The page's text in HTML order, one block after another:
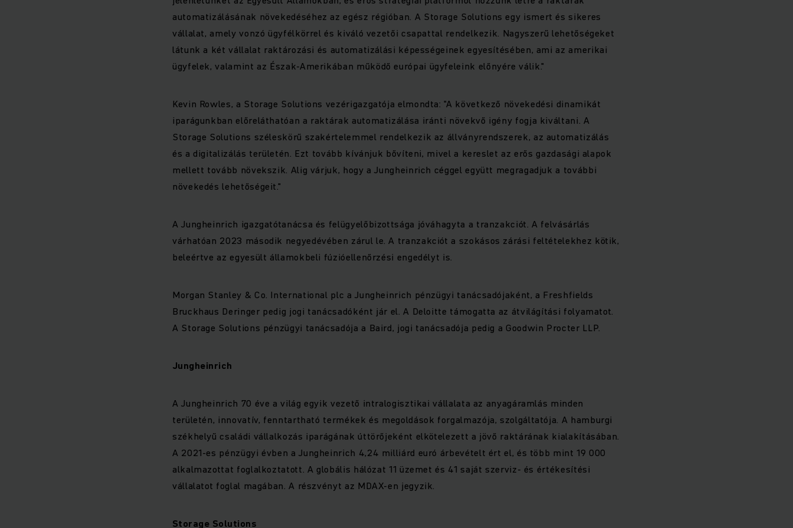
automatizálásának növekedéséhez az egész régióban. A Storage Solutions egy ismert és sikeres
vállalat, amely vonzó ügyfélkörrel és kiváló vezetői csapattal rendelkezik. Nagyszerű lehetőségeket
látunk a két vállalat raktározási és automatizálási képességeinek egyesítésében, ami az amerikai
ügyfelek, valamint az Észak-Amerikában működő európai ügyfeleink előnyére válik."
Kevin Rowles, a Storage Solutions vezérigazgatója elmondta: "A következő növekedési dinamikát
iparágunkban előreláthatóan a raktárak automatizálása iránti növekvő igény fogja kiváltani. A
Storage Solutions széleskörű szakértelemmel rendelkezik az állványrendszerek, az automatizálás
és a digitalizálás területén. Ezt tovább kívánjuk bővíteni, mivel a kereslet az erős gazdasági alapok
mellett tovább növekszik. Alig várjuk, hogy a Jungheinrich céggel együtt megragadjuk a további
növekedés lehetőségeit."
A Jungheinrich igazgatótanácsa és felügyelőbizottsága jóváhagyta a tranzakciót. A felvásárlás
várhatóan 2023 második negyedévében zárul le. A tranzakciót a szokásos zárási feltételekhez kötik,
beleértve az egyesült államokbeli fúzióellenőrzési engedélyt is.
Morgan Stanley & Co. International plc a Jungheinrich pénzügyi tanácsadójaként, a Freshfields
Bruckhaus Deringer pedig jogi tanácsadóként jár el. A Deloitte támogatta az átvilágítási folyamatot.
A Storage Solutions pénzügyi tanácsadója a Baird, jogi tanácsadója pedig a Goodwin Procter LLP.
Jungheinrich
A Jungheinrich 70 éve a világ egyik vezető intralogisztikai vállalata az anyagáramlás minden
területén, innovatív, fenntartható termékek és megoldások forgalmazója, szolgáltatója. A hamburgi
székhelyű családi vállalkozás iparágának úttörőjeként elkötelezett a jövő raktárának kialakításában.
A 2021-es pénzügyi évben a Jungheinrich 4,24 milliárd euró árbevételt ért el, és több mint 19 000
alkalmazottat foglalkoztatott. A globális hálózat 11 üzemet és 41 saját szerviz- és értékesítési
vállalatot foglal magában. A részvényt az MDAX-en jegyzik.
Storage Solutions